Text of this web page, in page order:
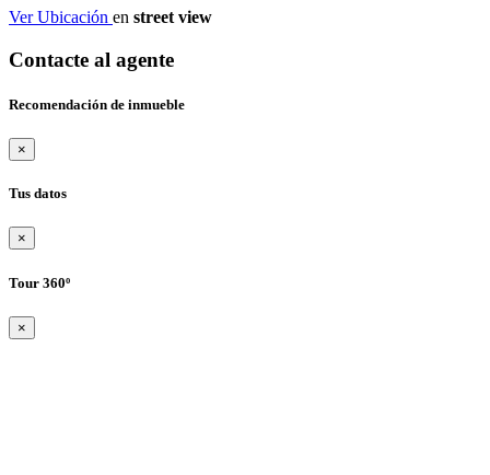
Ver Ubicación en street view
Contacte al agente
Recomendación de inmueble
×
Tus datos
×
Tour 360º
×